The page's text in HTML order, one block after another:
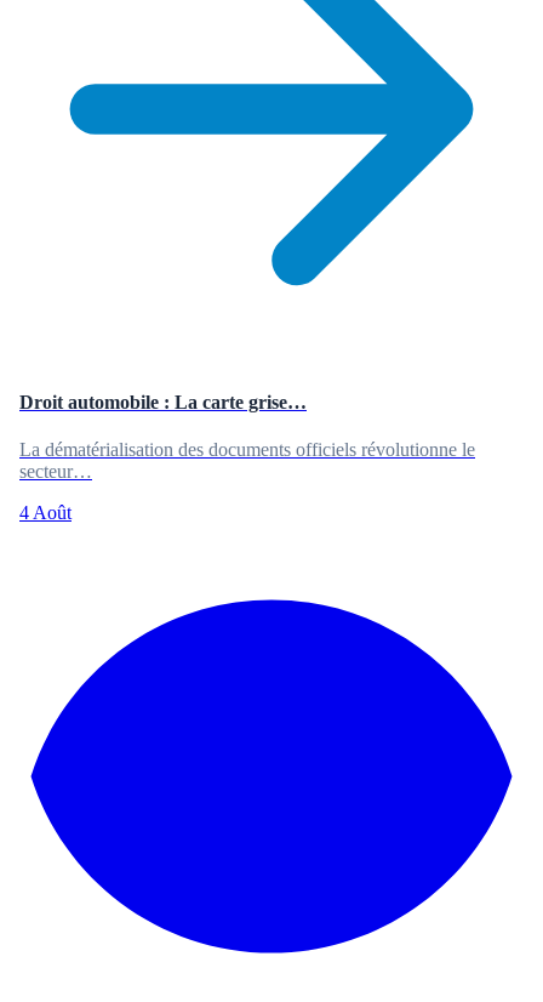
Droit automobile : La carte grise…
La dématérialisation des documents officiels révolutionne le
secteur…
4 Août